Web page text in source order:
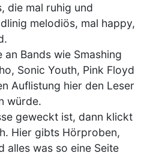
die mal ruhig und
melodiös, mal happy,
Bands wie Smashing
Sonic Youth, Pink Floyd
Auflistung hier den Leser
würde.
geweckt ist, dann klickt
Hier gibts Hörproben,
alles was so eine Seite